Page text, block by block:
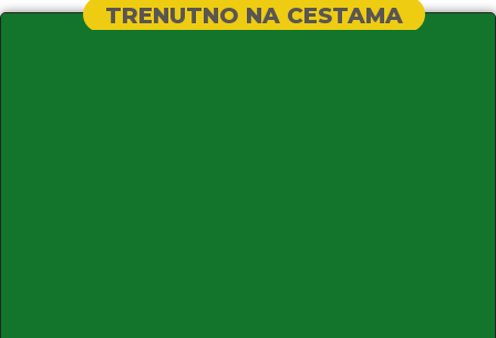
TRENUTNO NA CESTAMA